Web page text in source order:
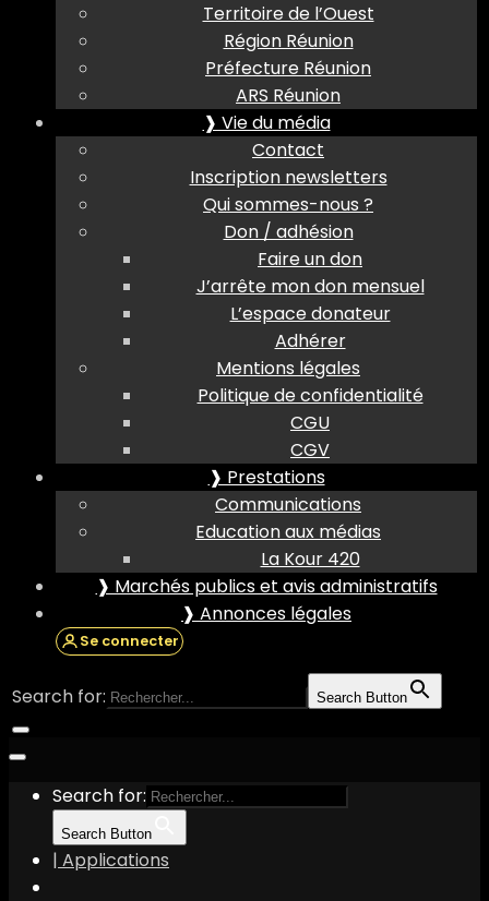
Territoire de l’Ouest
Région Réunion
Préfecture Réunion
ARS Réunion
❱ Vie du média
Contact
Inscription newsletters
Qui sommes-nous ?
Don / adhésion
Faire un don
J’arrête mon don mensuel
L’espace donateur
Adhérer
Mentions légales
Politique de confidentialité
CGU
CGV
❱ Prestations
Communications
Education aux médias
La Kour 420
❱ Marchés publics et avis administratifs
❱ Annonces légales
Se connecter
Search for: Search Button
Search for:
Search Button
| Applications